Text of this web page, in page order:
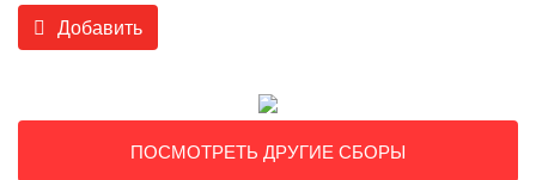
Добавить
ПОСМОТРЕТЬ ДРУГИЕ СБОРЫ